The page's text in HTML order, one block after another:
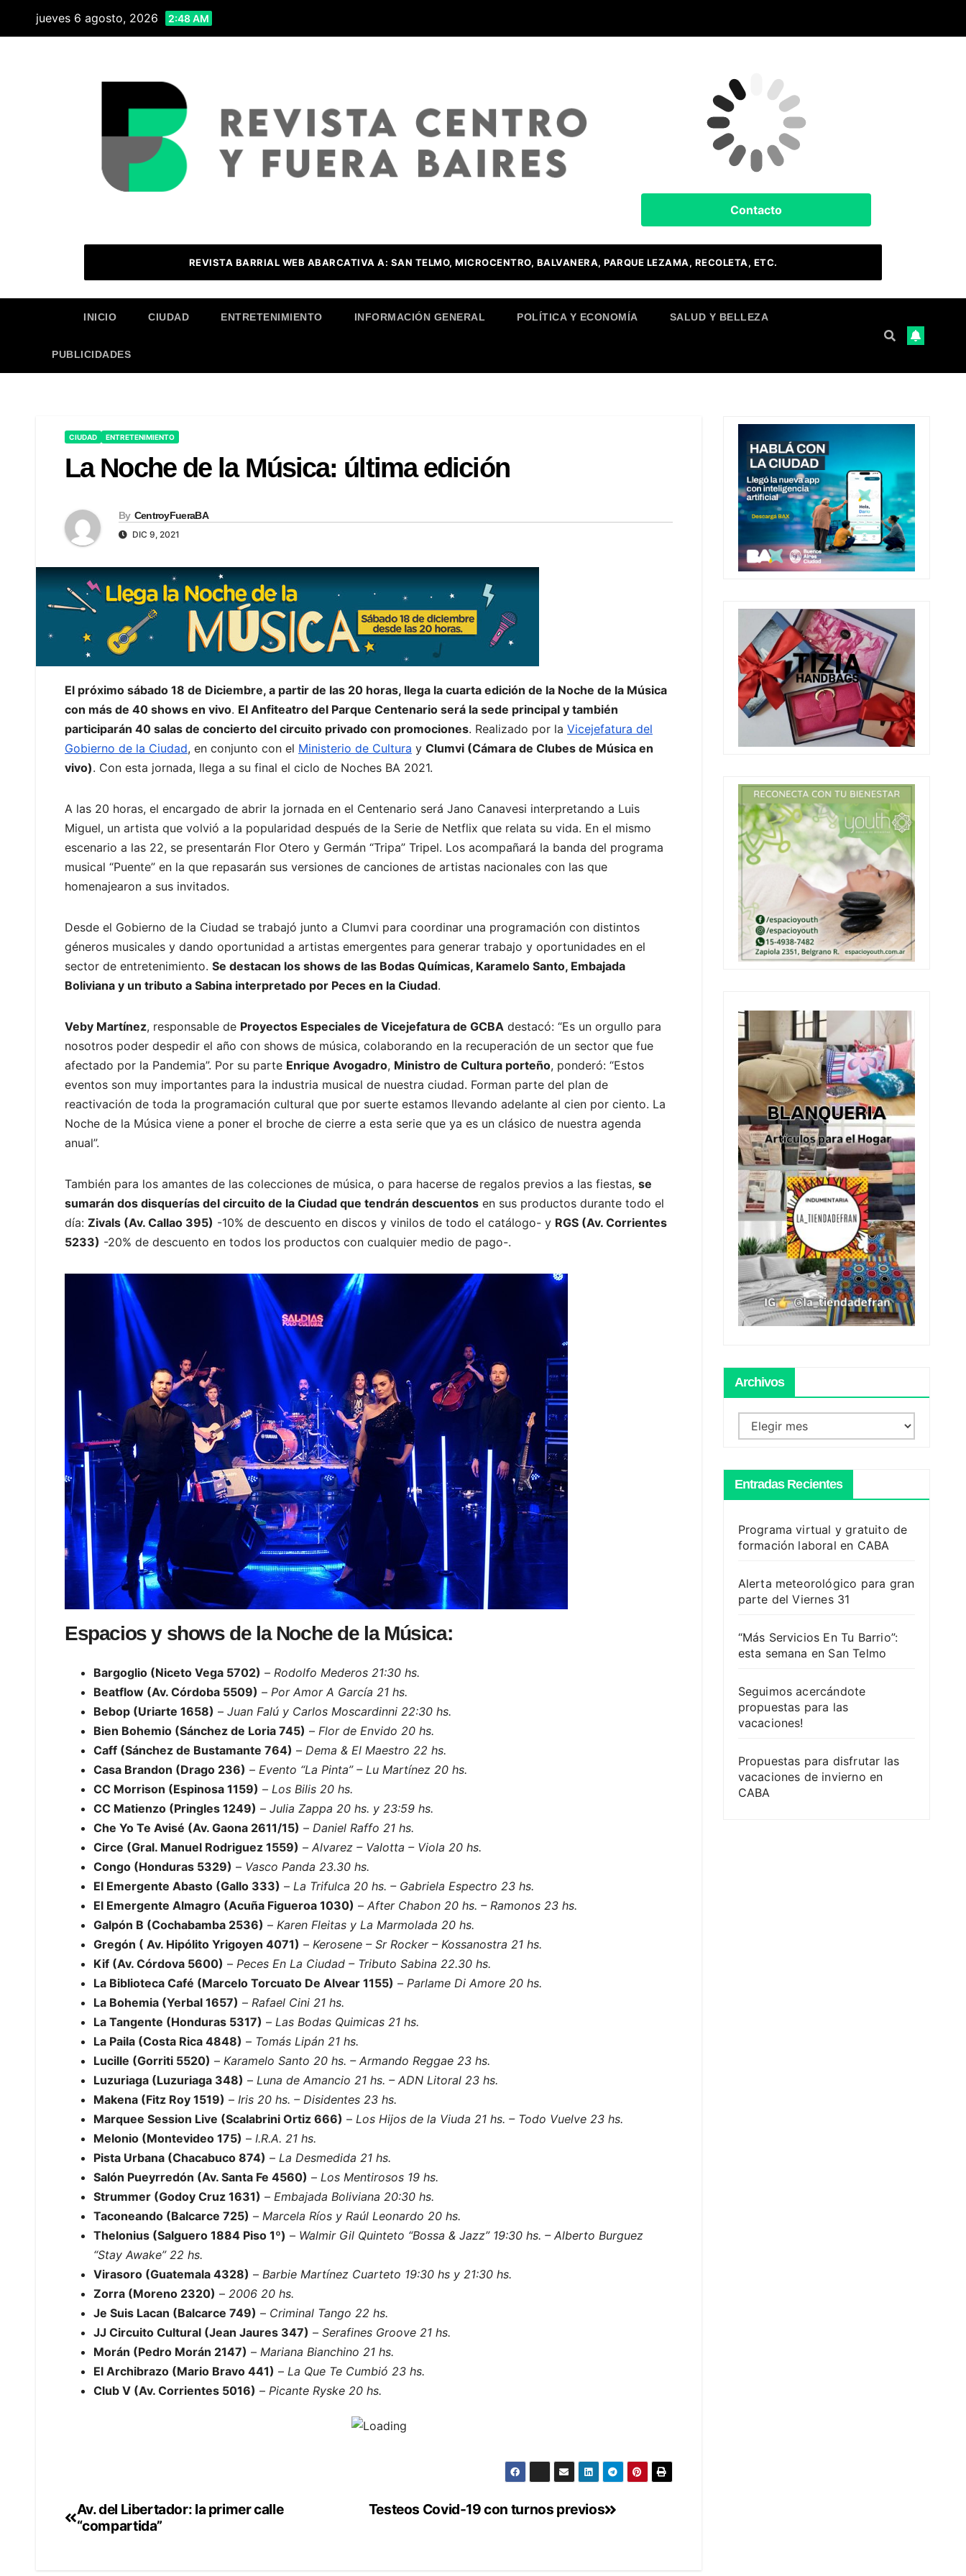
jueves 6 agosto, 2026 2:48 AM
Buenos Aires, AR
14°C
Nubes
Contacto
REVISTA BARRIAL WEB ABARCATIVA A: SAN TELMO, MICROCENTRO, BALVANERA, PARQUE LEZAMA, RECOLETA, ETC.
INICIO CIUDAD ENTRETENIMIENTO INFORMACIÓN GENERAL POLÍTICA Y ECONOMÍA SALUD Y BELLEZA
PUBLICIDADES
CIUDAD ENTRETENIMIENTO
La Noche de la Música: última edición
By CentroyFueraBA
DIC 9, 2021
El próximo sábado 18 de Diciembre, a partir de las 20 horas, llega la cuarta edición de la Noche de la Música
con más de 40 shows en vivo. El Anfiteatro del Parque Centenario será la sede principal y también
participarán 40 salas de concierto del circuito privado con promociones. Realizado por la Vicejefatura del
Gobierno de la Ciudad, en conjunto con el Ministerio de Cultura y Clumvi (Cámara de Clubes de Música en
vivo). Con esta jornada, llega a su final el ciclo de Noches BA 2021.
A las 20 horas, el encargado de abrir la jornada en el Centenario será Jano Canavesi interpretando a Luis
Miguel, un artista que volvió a la popularidad después de la Serie de Netflix que relata su vida. En el mismo
escenario a las 22, se presentarán Flor Otero y Germán “Tripa” Tripel. Los acompañará la banda del programa
musical “Puente” en la que repasarán sus versiones de canciones de artistas nacionales con las que
homenajearon a sus invitados.
Desde el Gobierno de la Ciudad se trabajó junto a Clumvi para coordinar una programación con distintos
géneros musicales y dando oportunidad a artistas emergentes para generar trabajo y oportunidades en el
sector de entretenimiento. Se destacan los shows de las Bodas Químicas, Karamelo Santo, Embajada
Boliviana y un tributo a Sabina interpretado por Peces en la Ciudad.
Veby Martínez, responsable de Proyectos Especiales de Vicejefatura de GCBA destacó: “Es un orgullo para
nosotros poder despedir el año con shows de música, colaborando en la recuperación de un sector que fue
afectado por la Pandemia”. Por su parte Enrique Avogadro, Ministro de Cultura porteño, ponderó: “Estos
eventos son muy importantes para la industria musical de nuestra ciudad. Forman parte del plan de
reactivación de toda la programación cultural que por suerte estamos llevando adelante al cien por ciento. La
Noche de la Música viene a poner el broche de cierre a esta serie que ya es un clásico de nuestra agenda
anual”.
También para los amantes de las colecciones de música, o para hacerse de regalos previos a las fiestas, se
sumarán dos disquerías del circuito de la Ciudad que tendrán descuentos en sus productos durante todo el
día: Zivals (Av. Callao 395) -10% de descuento en discos y vinilos de todo el catálogo- y RGS (Av. Corrientes
5233) -20% de descuento en todos los productos con cualquier medio de pago-.
Espacios y shows de la Noche de la Música:
Bargoglio (Niceto Vega 5702) – Rodolfo Mederos 21:30 hs.
Beatflow (Av. Córdoba 5509) – Por Amor A García 21 hs.
Bebop (Uriarte 1658) – Juan Falú y Carlos Moscardinni 22:30 hs.
Bien Bohemio (Sánchez de Loria 745) – Flor de Envido 20 hs.
Caff (Sánchez de Bustamante 764) – Dema & El Maestro 22 hs.
Casa Brandon (Drago 236) – Evento “La Pinta” – Lu Martínez 20 hs.
CC Morrison (Espinosa 1159) – Los Bilis 20 hs.
CC Matienzo (Pringles 1249) – Julia Zappa 20 hs. y 23:59 hs.
Che Yo Te Avisé (Av. Gaona 2611/15) – Daniel Raffo 21 hs.
Circe (Gral. Manuel Rodriguez 1559) – Alvarez – Valotta – Viola 20 hs.
Congo (Honduras 5329) – Vasco Panda 23.30 hs.
El Emergente Abasto (Gallo 333) – La Trifulca 20 hs. – Gabriela Espectro 23 hs.
El Emergente Almagro (Acuña Figueroa 1030) – After Chabon 20 hs. – Ramonos 23 hs.
Galpón B (Cochabamba 2536) – Karen Fleitas y La Marmolada 20 hs.
Gregón ( Av. Hipólito Yrigoyen 4071) – Kerosene – Sr Rocker – Kossanostra 21 hs.
Kif (Av. Córdova 5600) – Peces En La Ciudad – Tributo Sabina 22.30 hs.
La Biblioteca Café (Marcelo Torcuato De Alvear 1155) – Parlame Di Amore 20 hs.
La Bohemia (Yerbal 1657) – Rafael Cini 21 hs.
La Tangente (Honduras 5317) – Las Bodas Quimicas 21 hs.
La Paila (Costa Rica 4848) – Tomás Lipán 21 hs.
Lucille (Gorriti 5520) – Karamelo Santo 20 hs. – Armando Reggae 23 hs.
Luzuriaga (Luzuriaga 348) – Luna de Amancio 21 hs. – ADN Litoral 23 hs.
Makena (Fitz Roy 1519) – Iris 20 hs. – Disidentes 23 hs.
Marquee Session Live (Scalabrini Ortiz 666) – Los Hijos de la Viuda 21 hs. – Todo Vuelve 23 hs.
Melonio (Montevideo 175) – I.R.A. 21 hs.
Pista Urbana (Chacabuco 874) – La Desmedida 21 hs.
Salón Pueyrredón (Av. Santa Fe 4560) – Los Mentirosos 19 hs.
Strummer (Godoy Cruz 1631) – Embajada Boliviana 20:30 hs.
Taconeando (Balcarce 725) – Marcela Ríos y Raúl Leonardo 20 hs.
Thelonius (Salguero 1884 Piso 1º) – Walmir Gil Quinteto “Bossa & Jazz” 19:30 hs. – Alberto Burguez
“Stay Awake” 22 hs.
Virasoro (Guatemala 4328) – Barbie Martínez Cuarteto 19:30 hs y 21:30 hs.
Zorra (Moreno 2320) – 2006 20 hs.
Je Suis Lacan (Balcarce 749) – Criminal Tango 22 hs.
JJ Circuito Cultural (Jean Jaures 347) – Serafines Groove 21 hs.
Morán (Pedro Morán 2147) – Mariana Bianchino 21 hs.
El Archibrazo (Mario Bravo 441) – La Que Te Cumbió 23 hs.
Club V (Av. Corrientes 5016) – Picante Ryske 20 hs.
Navegación
Testeos Covid-19 con turnos previos
Av. del Libertador: la primer calle
“compartida”
Archivos
Archivos
Entradas Recientes
Programa virtual y gratuito de
formación laboral en CABA
Alerta meteorológico para gran
parte del Viernes 31
“Más Servicios En Tu Barrio”:
esta semana en San Telmo
Seguimos acercándote
propuestas para las
vacaciones!
Propuestas para disfrutar las
vacaciones de invierno en
CABA